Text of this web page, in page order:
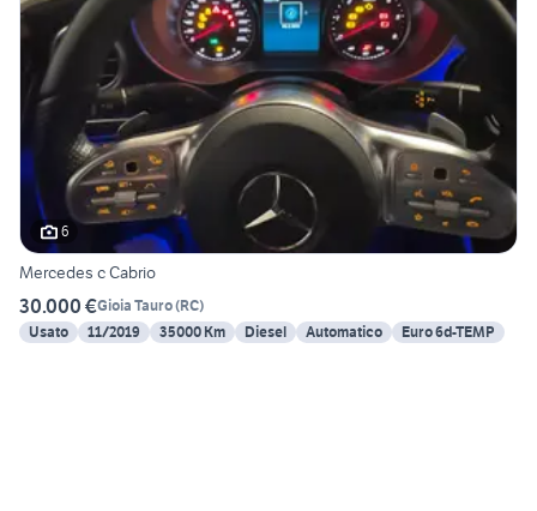
6
Mercedes c Cabrio
30.000 €Gioia Tauro(RC)
Usato
11/2019 35000 Km Diesel Automatico Euro 6d-TEMP